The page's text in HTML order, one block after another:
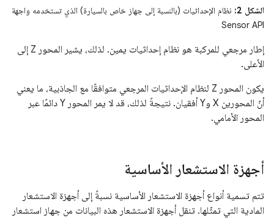
الشكل 2:
نظام الإحداثيات (بالنسبة إلى جهاز خاص بالسيارة) الذي تستخدمه واجهة
Sensor API
إطار مرجعي للمركبة هو نظام إحداثيات يمين. لذلك، يشير المحور Z إلى
الأعلى.
يكون المحور Z لنظام الإحداثيات المرجعي متوافقًا مع الجاذبية، ما يعني
أنّ المحورين X وY أفقيان. نتيجةً لذلك، قد لا يمر المحور Y دائمًا عبر
المحور الأمامي.
أجهزة الاستشعار الأساسية
تتم تسمية أنواع أجهزة الاستشعار الأساسية نسبةً إلى أجهزة الاستشعار
المادية التي تمثّلها. تنقل أجهزة الاستشعار هذه البيانات من جهاز استشعار